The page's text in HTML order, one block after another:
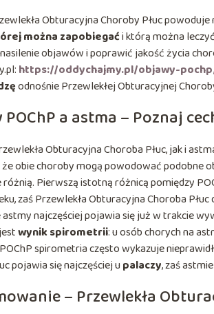
Obturacyjna Choroby Płuc
można zapobiegaći którą można
objawów i poprawić jakość życia
https://oddychajmy.pl/objawy-
odnośnie Przewlekłej Obturacyjnej
a astma – Poznaj
Obturacyjna Choroba Płuc, jak i
obie choroby mogą powodować podobne
różnią. Pierwszą istotną różnicą pomiędzy
zaś Przewlekła Obturacyjna Choroba
najczęściej pojawia się już w trakcie
wynik spirometrii: u osób chorych na
spirometria często wykazuje
pojawia się najczęściej upalaczy, zaś
– Przewlekła